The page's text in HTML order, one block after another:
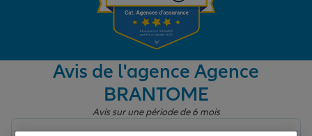
Garantie des accidents de la vie
Assurance scolaire
Avis de l'agence Agence
BRANTOME
Avis sur une période de 6 mois